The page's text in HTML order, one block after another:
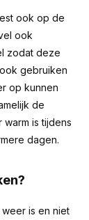
ook op de
ook
zodat deze
gebruiken
op kunnen
de
is tijdens
dagen.
is en niet